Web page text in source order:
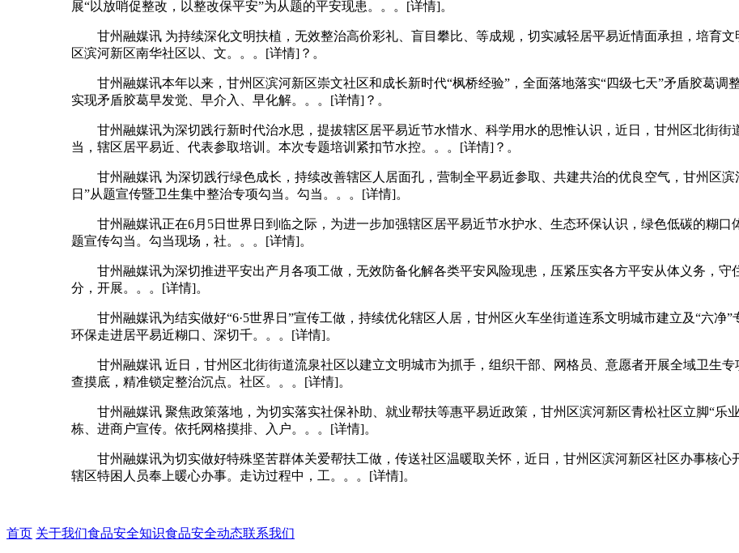
展“以放哨促整改，以整改保平安”为从题的平安现患。。。[详情]。
甘州融媒讯 为持续深化文明扶植，无效整治高价彩礼、盲目攀比、等成规，切实减轻居平易近情面承担，培育文
区滨河新区南华社区以、文。。。[详情]？。
甘州融媒讯本年以来，甘州区滨河新区崇文社区和成长新时代“枫桥经验”，全面落地落实“四级七天”矛盾胶葛调
实现矛盾胶葛早发觉、早介入、早化解。。。[详情]？。
甘州融媒讯为深切践行新时代治水思，提拔辖区居平易近节水惜水、科学用水的思惟认识，近日，甘州区北街街
当，辖区居平易近、代表参取培训。本次专题培训紧扣节水控。。。[详情]？。
甘州融媒讯 为深切践行绿色成长，持续改善辖区人居面孔，营制全平易近参取、共建共治的优良空气，甘州区滨
日”从题宣传暨卫生集中整治专项勾当。勾当。。。[详情]。
甘州融媒讯正在6月5日世界日到临之际，为进一步加强辖区居平易近节水护水、生态环保认识，绿色低碳的糊口
题宣传勾当。勾当现场，社。。。[详情]。
甘州融媒讯为深切推进平安出产月各项工做，无效防备化解各类平安风险现患，压紧压实各方平安从体义务，守
分，开展。。。[详情]。
甘州融媒讯为结实做好“6·5世界日”宣传工做，持续优化辖区人居，甘州区火车坐街道连系文明城市建立及“六净”
环保走进居平易近糊口、深切千。。。[详情]。
甘州融媒讯 近日，甘州区北街街道流泉社区以建立文明城市为抓手，组织干部、网格员、意愿者开展全域卫生专
查摸底，精准锁定整治沉点。社区。。。[详情]。
甘州融媒讯 聚焦政策落地，为切实落实社保补助、就业帮扶等惠平易近政策，甘州区滨河新区青松社区立脚“乐
栋、进商户宣传。依托网格摸排、入户。。。[详情]。
甘州融媒讯为切实做好特殊坚苦群体关爱帮扶工做，传送社区温暖取关怀，近日，甘州区滨河新区社区办事核心
辖区特困人员奉上暖心办事。走访过程中，工。。。[详情]。
首页 关于我们食品安全知识食品安全动态联系我们